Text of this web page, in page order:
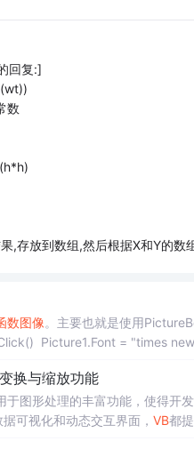
回复:]
数
,存放到数组,然后根据X和Y的数
数图像。主要也就是使用
Picture1.Font = "times
换与缩放功能
图形处理的丰富功能，使得开
可视化和动态交互界面， VB都